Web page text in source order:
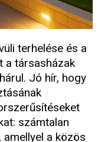
terhelése és a
a társasházak
Jó hír, hogy
számtalan
amellyel a közös